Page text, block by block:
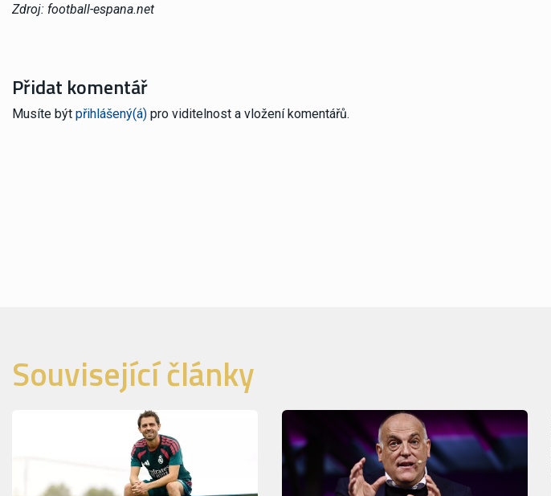
Zdroj: football-espana.net
Přidat komentář
Musíte být přihlášený(á) pro viditelnost a vložení komentářů.
Související články